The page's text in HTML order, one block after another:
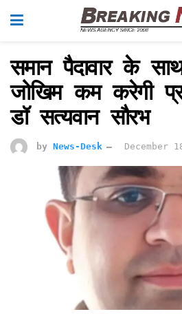
समान पैदावार के
जोखिम कम करेगी
डॉ सत्यवान सौरभ
by News-Desk December